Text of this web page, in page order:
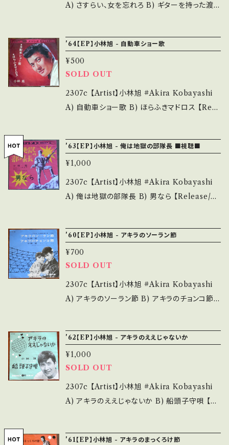
state/状態説明】 S・新品未開封など A・綺麗・
他、+ - で補足しています。 *中古という事をご理
解して頂ける方のご購入をお願い致します。 Ple
ase purchase it if you understand that it
is second hand. *詳しくは ■■■状態・説明
/ 発送について■■■ をご覧ください。 https://
___
A) さすらい、女を忘れろ B) ギターを持った渡り
【Condition】 Jacket/Record：C/C+ (国内
盤/Wジャケ) *ジャケしわ痛み _________
________________ 【About the stat
e/状態説明】 S・新品未開封など A・綺麗・キズ
等も無く、痛みも薄い B・多少痛み・キズなど見
頂ける方のご購入をお願い致します。 Please p
urchase it if you understand that it is se
cond hand. *詳しくは ■■■状態・説明 / 発
送について■■■ をご覧ください。 https://on
_
'64【EP】小林旭 - 自動車ショー歌
¥500
SOLD OUT
2307c 【Artist】小林旭 #Akira Kobayashi
A) 自動車ショー歌 B) ほらふきマドロス 【Rele
KKGApcWVMx4 【Condition】 Jacket/Rec
ord：B/C (国内盤) *インナー痛み、盤キズ多 _
________________________ 【Abo
ut the state/状態説明】 S・新品未開封など
多 *その他、+ - で補足しています。 *中古という
事をご理解して頂ける方のご購入をお願い致し
ます。 Please purchase it if you understan
d that it is second hand. *詳しくは ■■■
状態・説明 / 発送について■■■ をご覧くださ
認ください。 ___【bid】2309
'63【EP】小林旭 - 俺は地獄の部隊長 ■視聴■
¥1,000
2307c 【Artist】小林旭 #Akira Kobayashi
A) 俺は地獄の部隊長 B) 男なら 【Release/La
7■ https://youtu.be/a1CSQPTnp6E 【Con
dition】 Jacket/Record：B/B (国内盤) ___
______________________ 【About
the state/状態説明】 S・新品未開封など A・綺
麗・キズ等も無く、痛みも薄い B・多少痛み・キズ
解して頂ける方のご購入をお願い致します。 Ple
ase purchase it if you understand that it
is second hand. *詳しくは ■■■状態・説明
/ 発送について■■■ をご覧ください。 https://
onbankutsu.thebase.in/items/14252144
'60【EP】小林旭 - アキラのソーラン節
¥700
SOLD OUT
2307c 【Artist】小林旭 #Akira Kobayashi
A) アキラのソーラン節 B) アキラのチョンコ節
視聴: https://youtu.be/eJhXfc1gd1U 【Con
dition】 Jacket/Record：B/B+ (国内盤/Wジ
ャケ) ________________________
_ 【About the state/状態説明】 S・新品未開
封など A・綺麗・キズ等も無く、痛みも薄い B・多
いう事をご理解して頂ける方のご購入をお願い
'62【EP】小林旭 - アキラのええじゃないか
¥1,000
SOLD OUT
2307c 【Artist】小林旭 #Akira Kobayashi
A) アキラのええじゃないか B) 船頭子守唄 【Re
'61【EP】小林旭 - アキラのまっくろけ節